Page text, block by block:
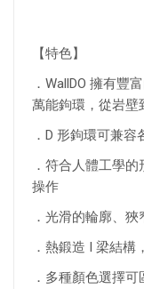
【特色】
．WallDO 擁有豐
萬能鉤環，從岩壁
．D 形鉤環可兼
．符合人體工學
操作
．光滑的輪廓、
．熱鍛造 I 梁結構
．多種顏色選擇